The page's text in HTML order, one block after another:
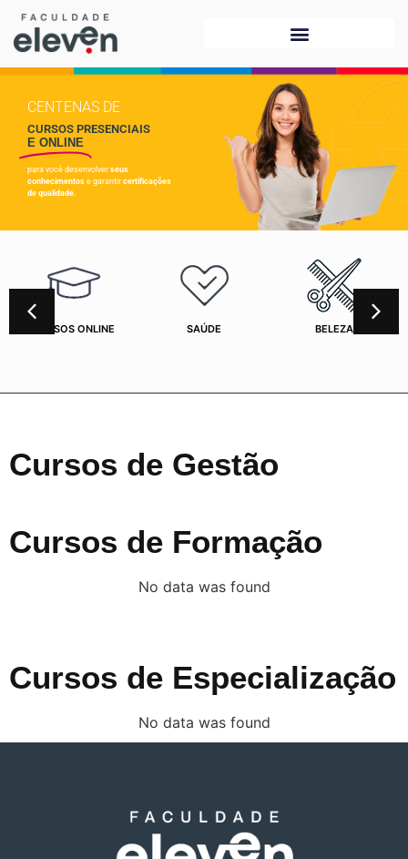
CENTENAS DE
CURSOS PRESENCIAIS
E ONLINE
para você desenvolver seus
conhecimentos e garantir certificações
de qualidade.
CURSOS ONLINE SAÚDE BELEZA
Cursos de Gestão
Cursos de Formação
No data was found
Cursos de Especialização
No data was found